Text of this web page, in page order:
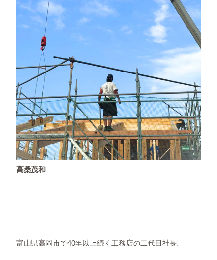
高桑茂和
富山県高岡市で40年以上続く工務店の二代目社長。